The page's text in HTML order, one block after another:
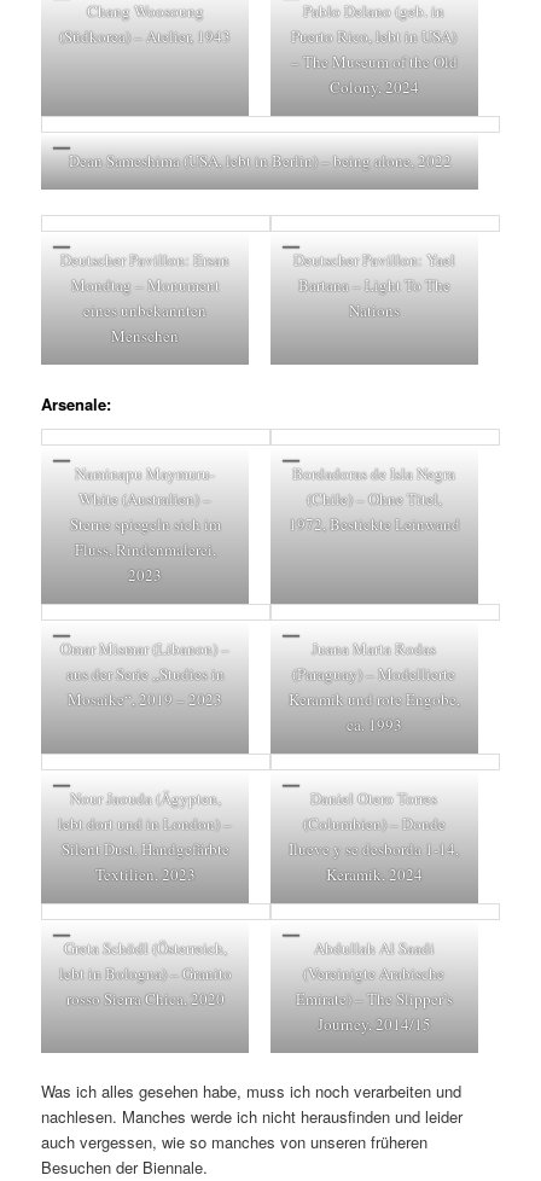
Chang Woosoung
(Südkorea) – Atelier, 1943
Pablo Delano (geb. in
Puerto Rico, lebt in USA)
– The Museum of the Old
Colony, 2024
Dean Sameshima (USA, lebt in Berlin) – being alone, 2022
Deutscher Pavillon: Ersan
Mondtag – Monument
eines unbekannten
Menschen
Deutscher Pavillon: Yael
Bartana – Light To The
Nations
Arsenale:
Naminapu Maymuru-
White (Australien) –
Sterne spiegeln sich im
Fluss, Rindenmalerei,
2023
Bordadoras de Isla Negra
(Chile) – Ohne Titel,
1972, Bestickte Leinwand
Omar Mismar (Libanon) –
aus der Serie „Studies in
Mosaike“, 2019 – 2023
Juana Marta Rodas
(Paraguay) – Modellierte
Keramik und rote Engobe,
ca. 1993
Nour Jaouda (Ägypten,
lebt dort und in London) –
Silent Dust, Handgefärbte
Textilien, 2023
Daniel Otero Torres
(Columbien) – Donde
Ilueve y se desborda 1-14,
Keramik, 2024
Greta Schödl (Österreich,
lebt in Bologna) – Granito
rosso Sierra Chica, 2020
Abdullah Al Saadi
(Vereinigte Arabische
Emirate) – The Slipper’s
Journey, 2014/15
Was ich alles gesehen habe, muss ich noch verarbeiten und
nachlesen. Manches werde ich nicht herausfinden und leider
auch vergessen, wie so manches von unseren früheren
Besuchen der Biennale.